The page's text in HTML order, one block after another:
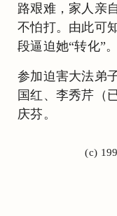
路艰难，家人亲
不怕打。由此可
段逼迫她“转化”。
参加迫害大法弟
国红、李秀芹（
庆芬。
(c)